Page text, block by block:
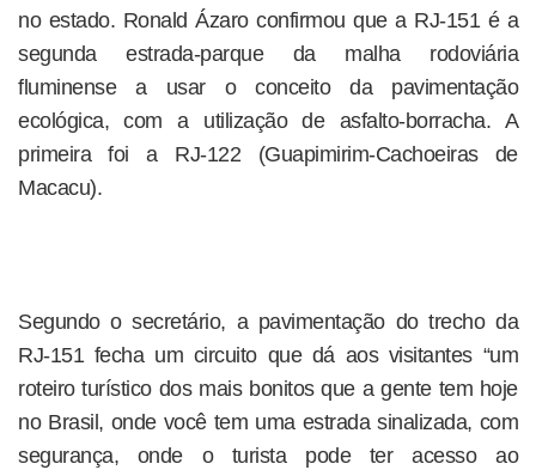
no estado. Ronald Ázaro confirmou que a RJ-151 é a
segunda estrada-parque da malha rodoviária
fluminense a usar o conceito da pavimentação
ecológica, com a utilização de asfalto-borracha. A
primeira foi a RJ-122 (Guapimirim-Cachoeiras de
Macacu).
Segundo o secretário, a pavimentação do trecho da
RJ-151 fecha um circuito que dá aos visitantes “um
roteiro turístico dos mais bonitos que a gente tem hoje
no Brasil, onde você tem uma estrada sinalizada, com
segurança, onde o turista pode ter acesso ao